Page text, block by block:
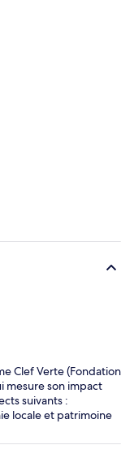
Clef Verte (Fondation
mesure son impact
suivants :
locale et patrimoine